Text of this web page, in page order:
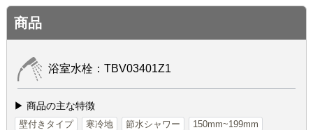
商品
浴室水栓：TBV03401Z1
▶ 商品の主な特徴
壁付きタイプ 寒冷地 節水シャワー 150mm~199mm